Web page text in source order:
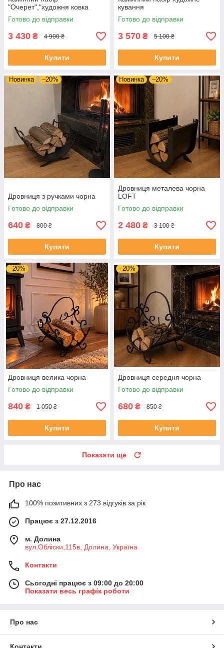
"Очерет","художня ковка
Готово до відправки
3 430 ₴ 4 900 ₴
Купити
кування
Готово до відправки
3 570 ₴ 5 100 ₴
Купити
Новинка –20%
Дровниця з ручками чорна
Готово до відправки
640 ₴ 800 ₴
Купити
Новинка –20%
Дровниця металева чорна
LOFT
Готово до відправки
2 480 ₴ 3 100 ₴
Купити
–20%
Дровниця велика чорна
Готово до відправки
840 ₴ 1 050 ₴
Купити
–20%
Дровниця середня чорна
Готово до відправки
680 ₴ 850 ₴
Купити
Показати ще
Про нас
100% позитивних з 273 відгуків за рік
Працює з 27.12.2016
м. Долина
вул.Обліски,115в, Долина, Україна
Контакти
Сьогодні працює з 09:00 до 20:00
Показати весь графік роботи
Про нас